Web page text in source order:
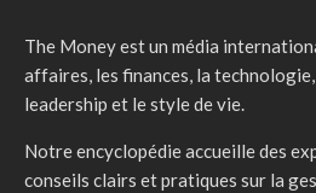
The Money est un média
affaires, les finances, la
leadership et le style de vie.
Notre encyclopédie accueille des
conseils clairs et pratiques sur la